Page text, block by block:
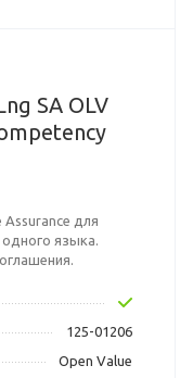
SA OLV
для
языка.
125-01206
Open Value